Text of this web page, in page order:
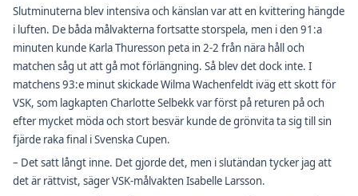
Slutminuterna blev intensiva och känslan var att en kvittering hängde
i luften. De båda målvakterna fortsatte storspela, men i den 91:a
minuten kunde Karla Thuresson peta in 2-2 från nära håll och
matchen såg ut att gå mot förlängning. Så blev det dock inte. I
matchens 93:e minut skickade Wilma Wachenfeldt iväg ett skott för
VSK, som lagkapten Charlotte Selbekk var först på returen på och
efter mycket möda och stort besvär kunde de grönvita ta sig till sin
fjärde raka final i Svenska Cupen.
– Det satt långt inne. Det gjorde det, men i slutändan tycker jag att
det är rättvist, säger VSK-målvakten Isabelle Larsson.